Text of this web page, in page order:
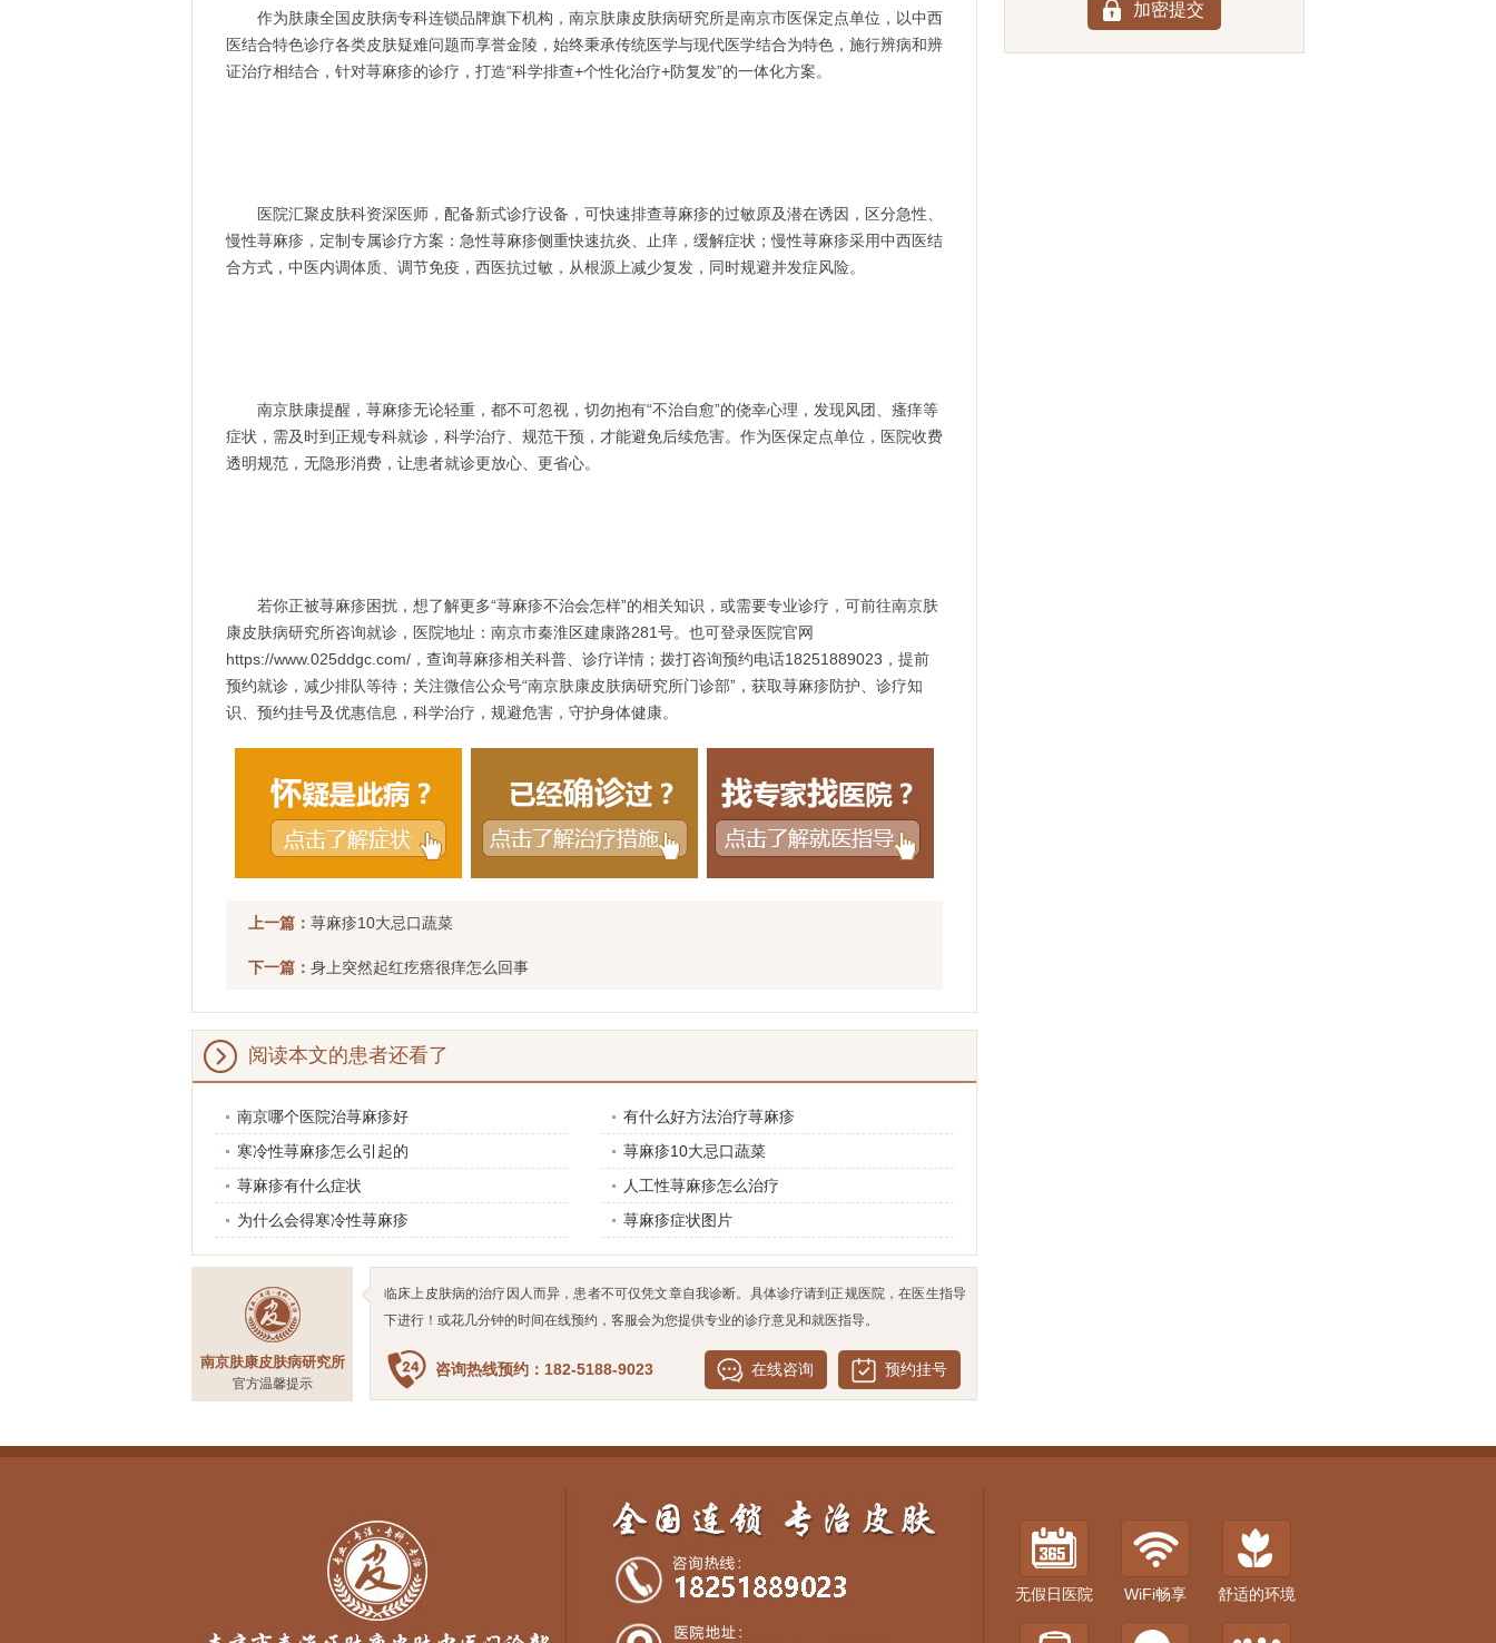
作为肤康全国皮肤病专科连锁品牌旗下机构，南京肤康皮肤病研究所是南京市医保定点单位，以中西
医结合特色诊疗各类皮肤疑难问题而享誉金陵，始终秉承传统医学与现代医学结合为特色，施行辨病和辨
证治疗相结合，针对荨麻疹的诊疗，打造“科学排查+个性化治疗+防复发”的一体化方案。
医院汇聚皮肤科资深医师，配备新式诊疗设备，可快速排查荨麻疹的过敏原及潜在诱因，区分急性、
慢性荨麻疹，定制专属诊疗方案：急性荨麻疹侧重快速抗炎、止痒，缓解症状；慢性荨麻疹采用中西医结
合方式，中医内调体质、调节免疫，西医抗过敏，从根源上减少复发，同时规避并发症风险。
南京肤康提醒，荨麻疹无论轻重，都不可忽视，切勿抱有“不治自愈”的侥幸心理，发现风团、瘙痒等
症状，需及时到正规专科就诊，科学治疗、规范干预，才能避免后续危害。作为医保定点单位，医院收费
透明规范，无隐形消费，让患者就诊更放心、更省心。
若你正被荨麻疹困扰，想了解更多“荨麻疹不治会怎样”的相关知识，或需要专业诊疗，可前往南京肤
康皮肤病研究所咨询就诊，医院地址：南京市秦淮区建康路281号。也可登录医院官网
https://www.025ddgc.com/，查询荨麻疹相关科普、诊疗详情；拨打咨询预约电话18251889023，提前
预约就诊，减少排队等待；关注微信公众号“南京肤康皮肤病研究所门诊部”，获取荨麻疹防护、诊疗知
识、预约挂号及优惠信息，科学治疗，规避危害，守护身体健康。
上一篇： 荨麻疹10大忌口蔬菜
下一篇： 身上突然起红疙瘩很痒怎么回事
阅读本文的患者还看了
南京哪个医院治荨麻疹好
有什么好方法治疗荨麻疹
寒冷性荨麻疹怎么引起的
荨麻疹10大忌口蔬菜
荨麻疹有什么症状
人工性荨麻疹怎么治疗
为什么会得寒冷性荨麻疹
荨麻疹症状图片
南京肤康皮肤病研究所
官方温馨提示
临床上皮肤病的治疗因人而异，患者不可仅凭文章自我诊断。具体诊疗请到正规医院，在医生指导
下进行！或花几分钟的时间在线预约，客服会为您提供专业的诊疗意见和就医指导。
咨询热线预约：182-5188-9023 在线咨询 预约挂号
无假日医院 WiFi畅享 舒适的环境